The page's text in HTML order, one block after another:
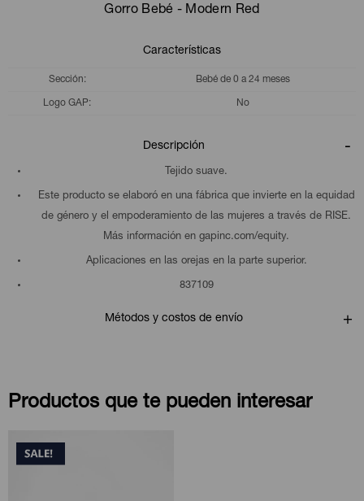
Gorro Bebé - Modern Red
Características
Sección Bebé de 0 a 24 meses
Logo GAP No
Descripción
Tejido suave.
Este producto se elaboró en una fábrica que invierte en la equidad
de género y el empoderamiento de las mujeres a través de RISE.
Más información en gapinc.com/equity.
Aplicaciones en las orejas en la parte superior.
837109
Métodos y costos de envío
Productos que te pueden interesar